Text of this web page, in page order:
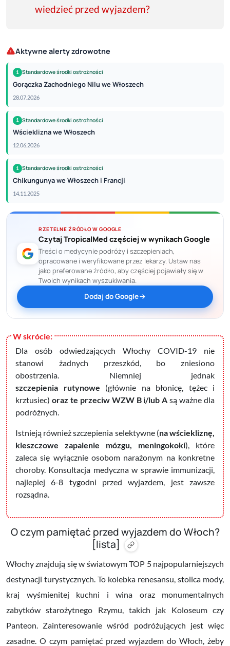
wiedzieć przed wyjazdem?
Aktywne alerty zdrowotne
1 Standardowe środki ostrożności
Gorączka Zachodniego Nilu we Włoszech
28.07.2026
1 Standardowe środki ostrożności
Wścieklizna we Włoszech
12.06.2026
1 Standardowe środki ostrożności
Chikungunya we Włoszech i Francji
14.11.2025
RZETELNE ŹRÓDŁO W GOOGLE
Czytaj TropicalMed częściej w wynikach Google
Treści o medycynie podróży i szczepieniach,
opracowane i weryfikowane przez lekarzy. Ustaw nas
jako preferowane źródło, aby częściej pojawiały się w
Twoich wynikach wyszukiwania.
Dodaj do Google
Dla osób odwiedzających Włochy COVID-19 nie
stanowi żadnych przeszkód, bo zniesiono
obostrzenia. Niemniej jednak
szczepienia rutynowe (głównie na błonicę, tężec i
krztusiec) oraz te przeciw WZW B i/lub A są ważne dla
podróżnych.
Istnieją również szczepienia selektywne (na wściekliznę,
kleszczowe zapalenie mózgu, meningokoki), które
zaleca się wyłącznie osobom narażonym na konkretne
choroby. Konsultacja medyczna w sprawie immunizacji,
najlepiej 6-8 tygodni przed wyjazdem, jest zawsze
rozsądna.
O czym pamiętać przed wyjazdem do Włoch?
[lista]
Włochy znajdują się w światowym TOP 5 najpopularniejszych
destynacji turystycznych. To kolebka renesansu, stolica mody,
kraj wyśmienitej kuchni i wina oraz monumentalnych
zabytków starożytnego Rzymu, takich jak Koloseum czy
Panteon. Zainteresowanie wśród podróżujących jest więc
zasadne. O czym pamiętać przed wyjazdem do Włoch, żeby